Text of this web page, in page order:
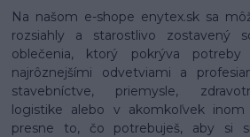
Na našom e-shope enytex.sk sa
rozsiahly a starostlivo zostavený
oblečenia, ktorý pokrýva potreby
najrôznejšími odvetviami a
stavebníctve, priemysle,
logistike alebo v akomkoľvek
presne to, čo potrebuješ, aby si